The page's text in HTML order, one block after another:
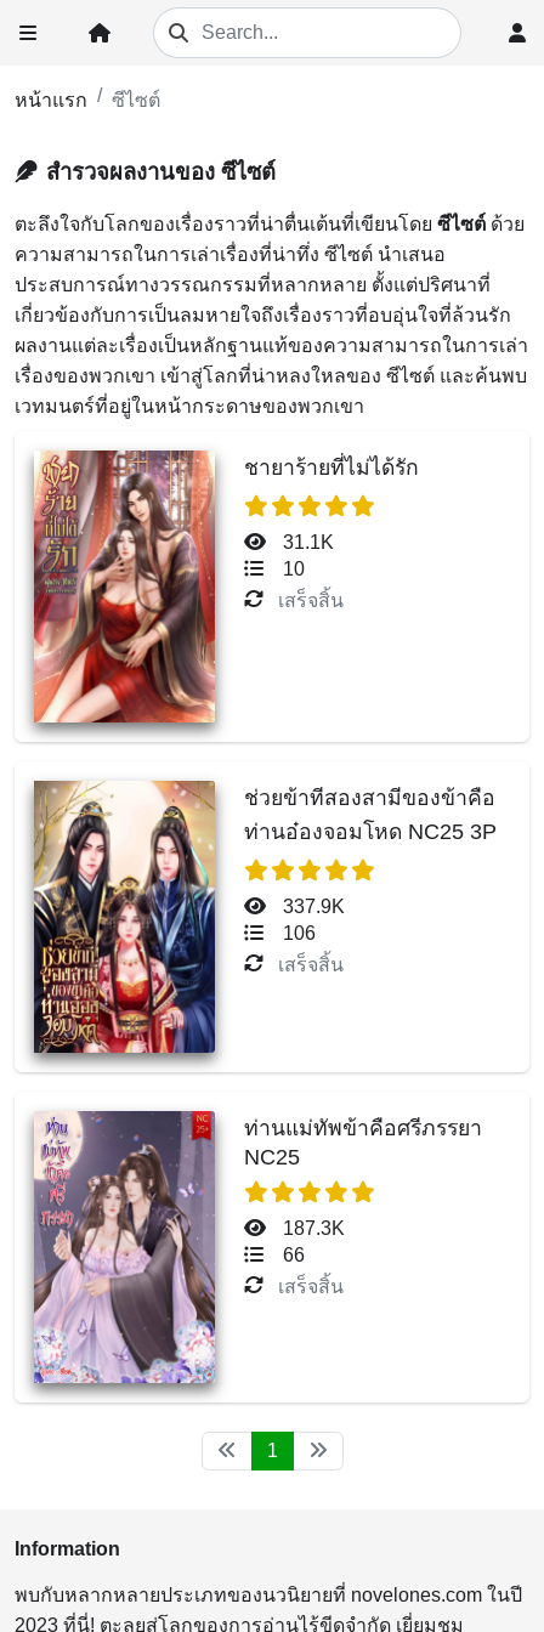
หน้าแรก ซีไซต์
สำรวจผลงานของ ซีไซต์
ตะลึงใจกับโลกของเรื่องราวที่น่าตื่นเต้นที่เขียนโดย ซีไซต์ ด้วย
ความสามารถในการเล่าเรื่องที่น่าทึ่ง ซีไซต์ นำเสนอ
ประสบการณ์ทางวรรณกรรมที่หลากหลาย ตั้งแต่ปริศนาที่
เกี่ยวข้องกับการเป็นลมหายใจถึงเรื่องราวที่อบอุ่นใจที่ล้วนรัก
ผลงานแต่ละเรื่องเป็นหลักฐานแท้ของความสามารถในการเล่า
เรื่องของพวกเขา เข้าสู่โลกที่น่าหลงใหลของ ซีไซต์ และค้นพบ
เวทมนตร์ที่อยู่ในหน้ากระดาษของพวกเขา
ชายาร้ายที่ไม่ได้รัก
31.1K
10
เสร็จสิ้น
ช่วยข้าทีสองสามีของข้าคือ
ท่านอ๋องจอมโหด NC25 3P
337.9K
106
เสร็จสิ้น
ท่านแม่ทัพข้าคือศรีภรรยา
NC25
187.3K
66
เสร็จสิ้น
1
Information
พบกับหลากหลายประเภทของนวนิยายที่ novelones.com ในปี
2023 ที่นี่! ตะลุยสู่โลกของการอ่านไร้ขีดจำกัด เยี่ยมชม